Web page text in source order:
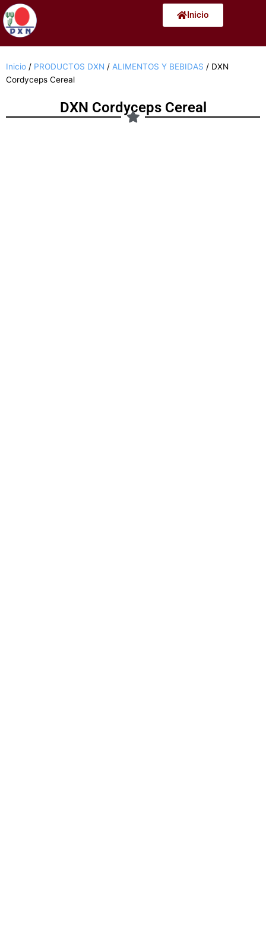
al
contenido
Inicio
Inicio / PRODUCTOS DXN / ALIMENTOS Y BEBIDAS / DXN
Cordyceps Cereal
DXN Cordyceps Cereal